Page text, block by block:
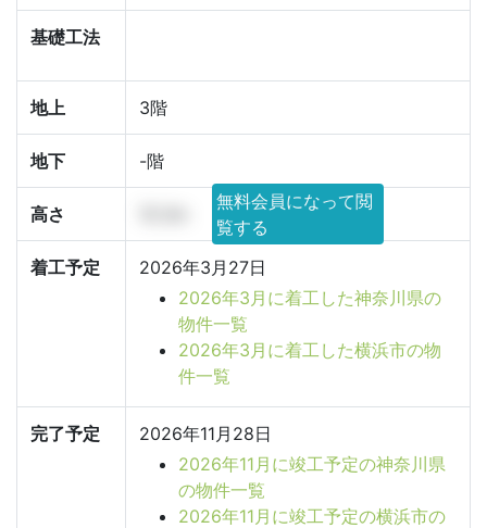
基礎工法
地上 3階
地下 -階
高さ
無料会員になって閲
覧する
着工予定
2026年3月27日
2026年3月に着工した神奈川県の
物件一覧
2026年3月に着工した横浜市の物
件一覧
完了予定
2026年11月28日
2026年11月に竣工予定の神奈川県
の物件一覧
2026年11月に竣工予定の横浜市の